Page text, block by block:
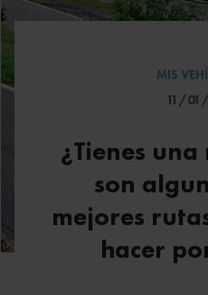
MIS
11/
¿Tienes una
son
mejores
hacer